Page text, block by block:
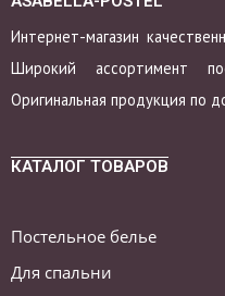
Интернет-магазин
Широкий ассортимент
Оригинальная продукция по
КАТАЛОГ ТОВАРОВ
Постельное белье
Для спальни